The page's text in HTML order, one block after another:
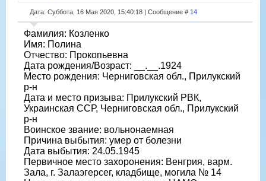
Дата: Суббота, 16 Мая 2020, 15:40:18 | Сообщение # 14
Фамилия: Козленко
Имя: Полина
Отчество: Прокопьевна
Дата рождения/Возраст: __.__.1924
Место рождения: Черниговская обл., Прилукский
р-н
Дата и место призыва: Прилукский РВК,
Украинская ССР, Черниговская обл., Прилукский
р-н
Воинское звание: вольнонаемная
Причина выбытия: умер от болезни
Дата выбытия: 24.05.1945
Первичное место захоронения: Венгрия, варм.
Зала, г. Залаэгерсег, кладбище, могила № 14